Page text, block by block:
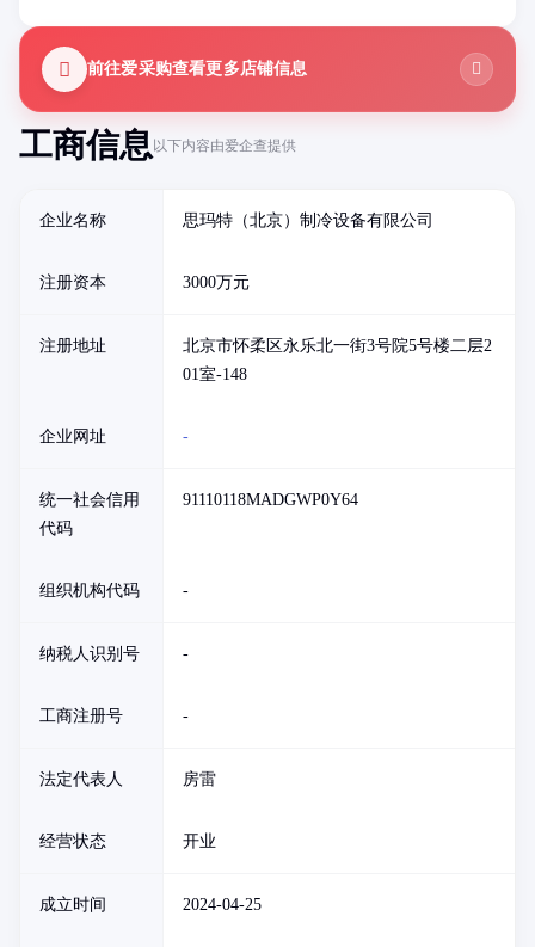
工商信息以下内容由爱企查提供
企业名称 思玛特（北京）制冷设备有限公司
注册资本 3000万元
注册地址
北京市怀柔区永乐北一街3号院5号楼二层2
01室-148
企业网址 -
统一社会信用
代码
91110118MADGWP0Y64
组织机构代码 -
纳税人识别号 -
工商注册号 -
法定代表人 房雷
经营状态 开业
成立时间 2024-04-25
前往爱采购查看更多店铺信息